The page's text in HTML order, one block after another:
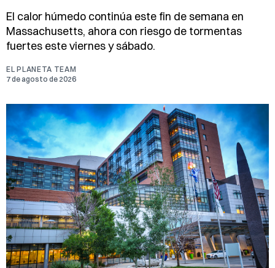
El calor húmedo continúa este fin de semana en
Massachusetts, ahora con riesgo de tormentas
fuertes este viernes y sábado.
EL PLANETA TEAM
7 de agosto de 2026